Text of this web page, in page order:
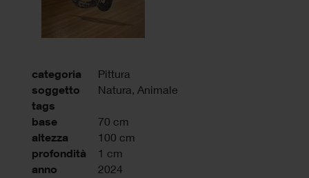
categoria Pittura
soggetto Natura, Animale
tags
base
70 cm
altezza 100 cm
profondità 1 cm
anno 2024